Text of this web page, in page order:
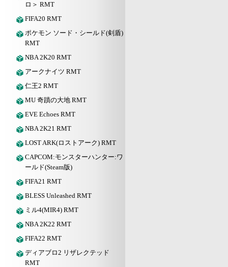
ロ＞ RMT
FIFA20 RMT
ポケモン ソード・シールド(剣盾)
RMT
NBA 2K20 RMT
アークナイツ RMT
仁王2 RMT
MU 奇蹟の大地 RMT
EVE Echoes RMT
NBA 2K21 RMT
LOST ARK(ロストアーク) RMT
CAPCOM:モンスターハンター:ワ
ールド(Steam版)
FIFA21 RMT
BLESS Unleashed RMT
ミル4(MIR4) RMT
NBA 2K22 RMT
FIFA22 RMT
ディアブロ2 リザレクテッド
RMT